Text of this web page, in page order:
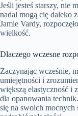
Jeśli jesteś starszy, nie
nadal mogą cię daleko
Jamie Vardy,
wielkość.
Dlaczego wczesne
Zaczynając wcześnie,
umiejętności i
większą elastyczność i
dla opanowania
się na swoich mocnych